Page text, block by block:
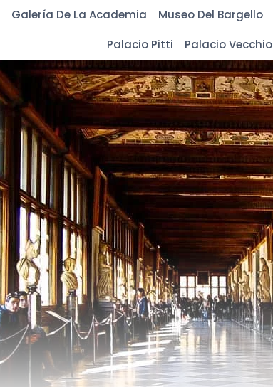
Galería De La Academia Museo Del Bargello
Palacio Pitti
Palacio Vecchio